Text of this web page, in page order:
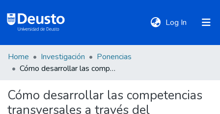
Log In (current)
DeustoTeka
Communities
&
Home Investigación
Ponencias
Cómo desarrollar las competencias transversales a través del Aprendizaje Basado en Problemas (ABP) en el Grado en Medicina de la Universidad de Deusto.
Cómo desarrollar las competencias
transversales a través del